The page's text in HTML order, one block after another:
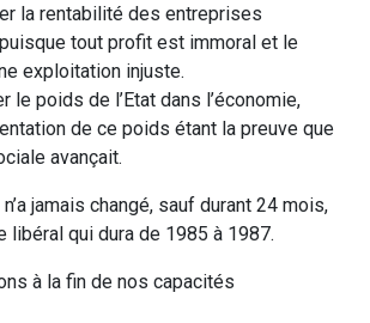
la rentabilité des entreprises
tout profit est immoral et le
exploitation injuste.
le poids de l’Etat dans l’économie,
de ce poids étant la preuve que
avançait.
jamais changé, sauf durant 24 mois,
libéral qui dura de 1985 à 1987.
à la fin de nos capacités